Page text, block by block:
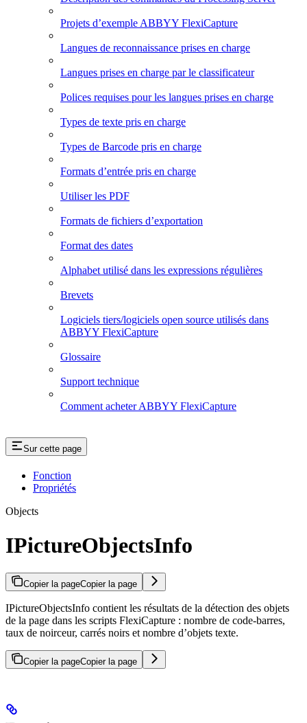
Projets d’exemple ABBYY FlexiCapture
Langues de reconnaissance prises en charge
Langues prises en charge par le classificateur
Polices requises pour les langues prises en charge
Types de texte pris en charge
Types de Barcode pris en charge
Formats d’entrée pris en charge
Utiliser les PDF
Formats de fichiers d’exportation
Format des dates
Alphabet utilisé dans les expressions régulières
Brevets
Logiciels tiers/logiciels open source utilisés dans
ABBYY FlexiCapture
Glossaire
Support technique
Comment acheter ABBYY FlexiCapture
Sur cette page
Fonction
Propriétés
Objects
IPictureObjectsInfo
Copier la pageCopier la page
IPictureObjectsInfo contient les résultats de la détection des objets
de la page dans les scripts FlexiCapture : nombre de code-barres,
taux de noirceur, carrés noirs et nombre d’objets texte.
Copier la pageCopier la page